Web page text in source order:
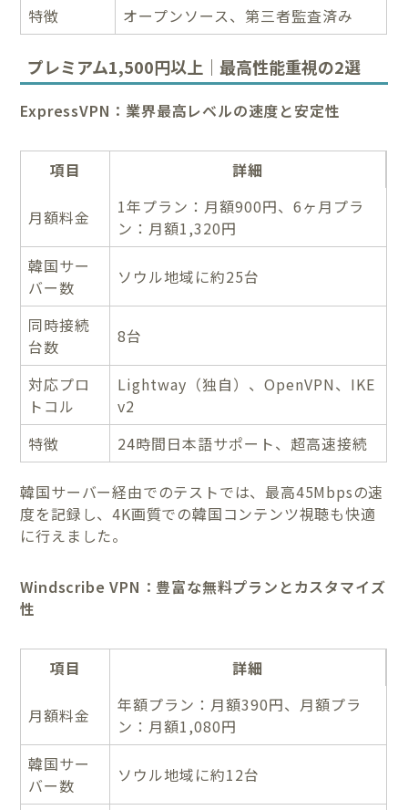
特徴 オープンソース、第三者監査済み
プレミアム1,500円以上｜最高性能重視の2選
ExpressVPN：業界最高レベルの速度と安定性
項目 詳細
月額料金
1年プラン：月額900円、6ヶ月プラ
ン：月額1,320円
韓国サー
バー数
ソウル地域に約25台
同時接続
台数
8台
対応プロ
トコル
Lightway（独自）、OpenVPN、IKE
v2
特徴
24時間日本語サポート、超高速接続
韓国サーバー経由でのテストでは、最高45Mbpsの速
度を記録し、4K画質での韓国コンテンツ視聴も快適
に行えました。
Windscribe VPN：豊富な無料プランとカスタマイズ
性
項目 詳細
月額料金
年額プラン：月額390円、月額プラ
ン：月額1,080円
韓国サー
バー数
ソウル地域に約12台